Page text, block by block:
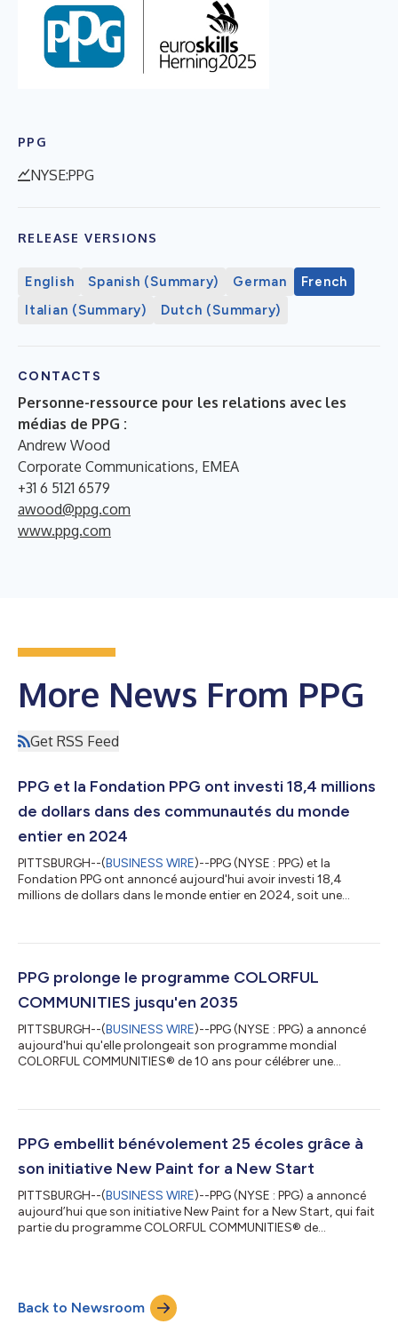
PPG
NYSE:PPG
RELEASE VERSIONS
English Spanish (Summary) German
French
Italian (Summary)
Dutch (Summary)
CONTACTS
Personne-ressource pour les relations avec les
médias de PPG :
Andrew Wood
Corporate Communications, EMEA
+31 6 5121 6579
awood@ppg.com
www.ppg.com
More News From PPG
Get RSS Feed
PPG et la Fondation PPG ont investi 18,4 millions
de dollars dans des communautés du monde
entier en 2024
PITTSBURGH--(BUSINESS WIRE)--PPG (NYSE : PPG) et la
Fondation PPG ont annoncé aujourd'hui avoir investi 18,4
millions de dollars dans le monde entier en 2024, soit une
programmes communautaires, favorisant l'avancement de
encourageant le bénévolat des employés de PPG. « À l’échelle
mondiale, les investissements de PPG en 2024 en faveu...
PPG prolonge le programme COLORFUL
COMMUNITIES jusqu'en 2035
PITTSBURGH--(BUSINESS WIRE)--PPG (NYSE : PPG) a annoncé
aujourd'hui qu'elle prolongeait son programme mondial
COLORFUL COMMUNITIES® de 10 ans pour célébrer une
consacrera 15 millions de dollars à la prochaine décennie
L'étape des 10 ans sera marquée par une année de célébrations
Communities...
PPG embellit bénévolement 25 écoles grâce à
son initiative New Paint for a New Start
PITTSBURGH--(BUSINESS WIRE)--PPG (NYSE : PPG) a annoncé
aujourd’hui que son initiative New Paint for a New Start, qui fait
partie du programme COLORFUL COMMUNITIES® de
l’initiative New Paint for a New Start, les employés de PPG,
conscients de l’impact positif que produisent de nouvelles
couleurs et l’amélioration des e...
Back to Newsroom